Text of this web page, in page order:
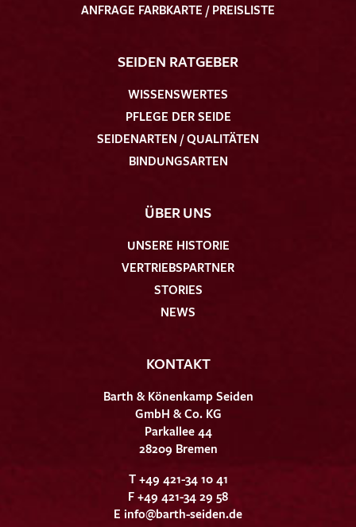
ANFRAGE FARBKARTE / PREISLISTE
SEIDEN RATGEBER
WISSENSWERTES
PFLEGE DER SEIDE
SEIDENARTEN / QUALITÄTEN
BINDUNGSARTEN
ÜBER UNS
UNSERE HISTORIE
VERTRIEBSPARTNER
STORIES
NEWS
KONTAKT
Barth & Könenkamp Seiden
GmbH & Co. KG
Parkallee 44
28209 Bremen
T +49 421-34 10 41
F +49 421-34 29 58
E info@barth-seiden.de